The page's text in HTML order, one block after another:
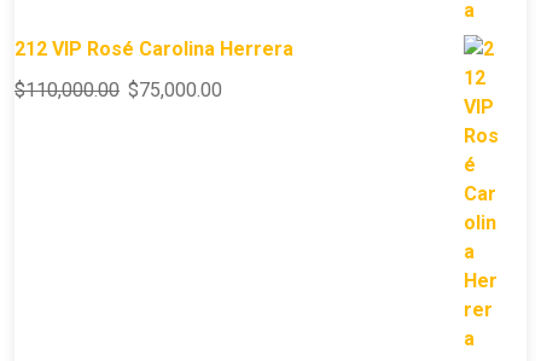
212 VIP Rosé Carolina Herrera
$110,000.00 $75,000.00